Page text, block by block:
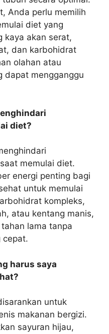
Anda perlu memilih
diet yang
kaya akan serat,
dan karbohidrat
olahan atau
dapat mengganggu
diet?
memulai diet.
energi penting bagi
untuk memulai
kompleks,
atau kentang manis,
lama tanpa
cepat.
harus saya
untuk
makanan bergizi.
sayuran hijau,